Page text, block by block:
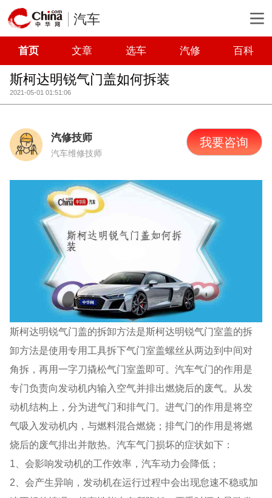
汽车
首页 文章 选车 汽修 百科
斯柯达明锐气门盖如何拆装
2021-05-01 01:51:06
汽修技师
汽车维修技师
我要咨询
斯柯达明锐气门盖的拆卸方法是斯柯达明锐气门室盖的拆
卸方法是使用专用工具拆下气门室盖螺丝从两边到中间对
角拆，再用一字刀撬松气门室盖即可。汽车气门的作用是
专门负责向发动机内输入空气并排出燃烧后的废气。从发
动机结构上，分为进气门和排气门。进气门的作用是将空
气吸入发动机内，与燃料混合燃烧；排气门的作用是将燃
烧后的废气排出并散热。汽车气门损坏的症状如下：
1、会影响发动机的工作效率，汽车动力会降低；
2、会产生异响，发动机在运行过程中会出现怠速不稳或加